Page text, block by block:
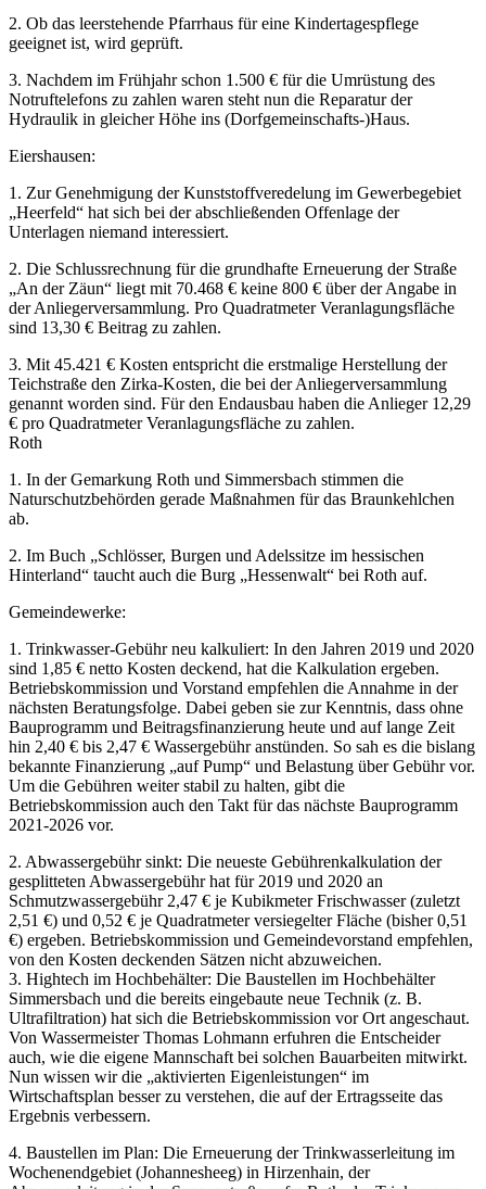
2. Ob das leerstehende Pfarrhaus für eine Kindertagespflege
geeignet ist, wird geprüft.
3. Nachdem im Frühjahr schon 1.500 € für die Umrüstung des
Notruftelefons zu zahlen waren steht nun die Reparatur der
Hydraulik in gleicher Höhe ins (Dorfgemeinschafts-)Haus.
Eiershausen:
1. Zur Genehmigung der Kunststoffveredelung im Gewerbegebiet
„Heerfeld“ hat sich bei der abschließenden Offenlage der
Unterlagen niemand interessiert.
2. Die Schlussrechnung für die grundhafte Erneuerung der Straße
„An der Zäun“ liegt mit 70.468 € keine 800 € über der Angabe in
der Anliegerversammlung. Pro Quadratmeter Veranlagungsfläche
sind 13,30 € Beitrag zu zahlen.
3. Mit 45.421 € Kosten entspricht die erstmalige Herstellung der
Teichstraße den Zirka-Kosten, die bei der Anliegerversammlung
genannt worden sind. Für den Endausbau haben die Anlieger 12,29
€ pro Quadratmeter Veranlagungsfläche zu zahlen.
Roth
1. In der Gemarkung Roth und Simmersbach stimmen die
Naturschutzbehörden gerade Maßnahmen für das Braunkehlchen
ab.
2. Im Buch „Schlösser, Burgen und Adelssitze im hessischen
Hinterland“ taucht auch die Burg „Hessenwalt“ bei Roth auf.
Gemeindewerke:
1. Trinkwasser-Gebühr neu kalkuliert: In den Jahren 2019 und 2020
sind 1,85 € netto Kosten deckend, hat die Kalkulation ergeben.
Betriebskommission und Vorstand empfehlen die Annahme in der
nächsten Beratungsfolge. Dabei geben sie zur Kenntnis, dass ohne
Bauprogramm und Beitragsfinanzierung heute und auf lange Zeit
hin 2,40 € bis 2,47 € Wassergebühr anstünden. So sah es die bislang
bekannte Finanzierung „auf Pump“ und Belastung über Gebühr vor.
Um die Gebühren weiter stabil zu halten, gibt die
Betriebskommission auch den Takt für das nächste Bauprogramm
2021-2026 vor.
2. Abwassergebühr sinkt: Die neueste Gebührenkalkulation der
gesplitteten Abwassergebühr hat für 2019 und 2020 an
Schmutzwassergebühr 2,47 € je Kubikmeter Frischwasser (zuletzt
2,51 €) und 0,52 € je Quadratmeter versiegelter Fläche (bisher 0,51
€) ergeben. Betriebskommission und Gemeindevorstand empfehlen,
von den Kosten deckenden Sätzen nicht abzuweichen.
3. Hightech im Hochbehälter: Die Baustellen im Hochbehälter
Simmersbach und die bereits eingebaute neue Technik (z. B.
Ultrafiltration) hat sich die Betriebskommission vor Ort angeschaut.
Von Wassermeister Thomas Lohmann erfuhren die Entscheider
auch, wie die eigene Mannschaft bei solchen Bauarbeiten mitwirkt.
Nun wissen wir die „aktivierten Eigenleistungen“ im
Wirtschaftsplan besser zu verstehen, die auf der Ertragsseite das
Ergebnis verbessern.
4. Baustellen im Plan: Die Erneuerung der Trinkwasserleitung im
Wochenendgebiet (Johannesheeg) in Hirzenhain, der